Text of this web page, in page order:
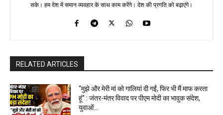
सके। हम देश में समान व्यवहार के साथ काम करेंगे। देश की प्रगति को बढ़ाएंगे।
RELATED ARTICLES
“मुझे और मेरी मां को गालियां दी गईं, फिर भी मैं माफ करता
हूं” : जंतर-मंतर विवाद पर पीएम मोदी का भावुक संदेश,
युवाओं...